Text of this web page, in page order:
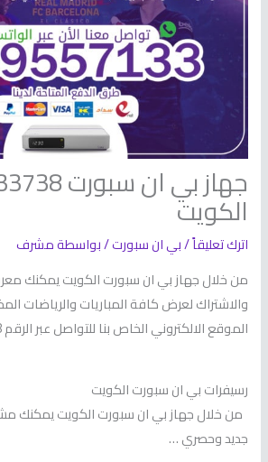
جهاز بي ان
الكويت
اترك تعليقاً/بي ان سبورت/ بواسطةمشرف
من خلال جهاز بي ان سبورت الكويت يمكنك
والاشتراك لعرض كافة المباريات والرياضات
الموقع الالكتروني الخاص بنا للتواصل عبر الرقم 66633738.
رسيفرات بي ان سبورت الكويت
من خلال جهاز بي ان سبورت الكويت يمكنك
جديد وحصري …